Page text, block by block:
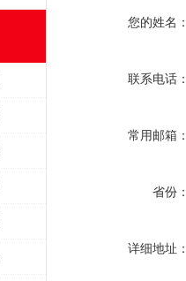
您的姓名
联系电话
常用邮箱
省份
详细地址